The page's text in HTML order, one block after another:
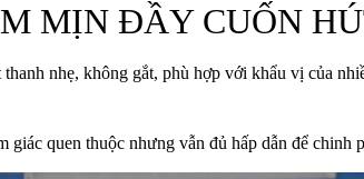
MỊN ĐẦY CUỐN
thanh nhẹ, không gắt, phù hợp với khẩu vị của
giác quen thuộc nhưng vẫn đủ hấp dẫn để